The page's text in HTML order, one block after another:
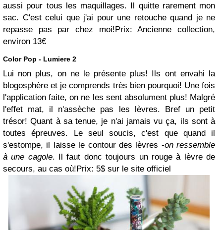
aussi pour tous les maquillages. Il quitte rarement mon
sac. C'est celui que j'ai pour une retouche quand je ne
repasse pas par chez moi!Prix: Ancienne collection,
environ 13€
Color Pop - Lumiere 2
Lui non plus, on ne le présente plus! Ils ont envahi la
blogosphère et je comprends très bien pourquoi! Une fois
l'application faite, on ne les sent absolument plus! Malgré
l'effet mat, il n'assèche pas les lèvres. Bref un petit
trésor! Quant à sa tenue, je n'ai jamais vu ça, ils sont à
toutes épreuves. Le seul soucis, c'est que quand il
s'estompe, il laisse le contour des lèvres -on ressemble
à une cagole. Il faut donc toujours un rouge à lèvre de
secours, au cas où!Prix: 5$ sur le site officiel